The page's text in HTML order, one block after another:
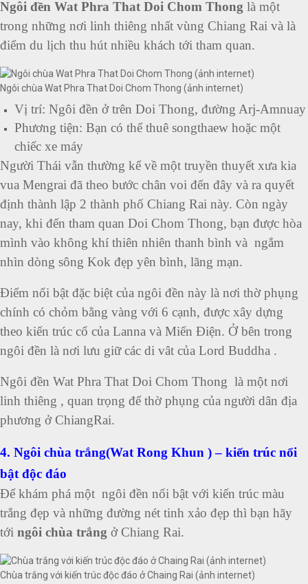
Ngôi đền Wat Phra That Doi Chom Thong là một
trong những nơi linh thiêng nhất vùng Chiang Rai và là
điểm du lịch thu hút nhiều khách tới tham quan.
Ngôi chùa Wat Phra That Doi Chom Thong (ảnh internet)
Vị trí: Ngôi đền ở trên Doi Thong, đường Arj-Amnuay
Phương tiện: Bạn có thể thuê songthaew hoặc một
chiếc xe máy
Người Thái vẫn thường kể về một truyền thuyết xưa kia
vua Mengrai đã theo bước chân voi đến đây và ra quyết
định thành lập 2 thành phố Chiang Rai này. Còn ngày
nay, khi đến tham quan Doi Chom Thong, bạn được hòa
mình vào không khí thiên nhiên thanh bình và ngắm
nhìn dòng sông Kok đẹp yên bình, lãng mạn.
Điểm nổi bật đặc biệt của ngôi đền này là nơi thờ phụng
chính có chỏm bằng vàng với 6 cạnh, được xây dựng
theo kiến trúc cổ của Lanna và Miến Điện. Ở bên trong
ngôi đền là nơi lưu giữ các di vât của Lord Buddha .
Ngôi đền Wat Phra That Doi Chom Thong là một nơi
linh thiêng , quan trọng để thờ phụng của người dân địa
phương ở ChiangRai.
4. Ngôi chùa trắng(Wat Rong Khun ) – kiến trúc nổi
bật độc đáo
Để khám phá một ngôi đền nổi bật với kiến trúc màu
trắng đẹp và những đường nét tinh xảo đẹp thì bạn hãy
tới ngôi chùa trắng ở Chiang Rai.
Chùa trắng với kiến trúc độc đáo ở Chaing Rai (ảnh internet)